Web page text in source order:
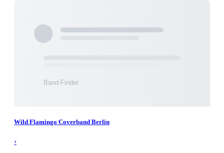
Wild Flamingo Coverband Berlin
›